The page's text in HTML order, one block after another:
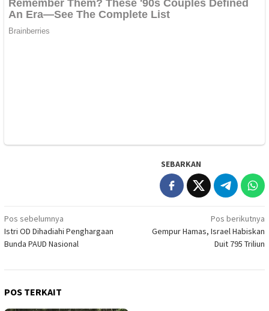
SEBARKAN
Navigasi
pos
Pos sebelumnya
Istri OD Dihadiahi Penghargaan
Bunda PAUD Nasional
Pos berikutnya
Gempur Hamas, Israel Habiskan
Duit 795 Triliun
POS TERKAIT